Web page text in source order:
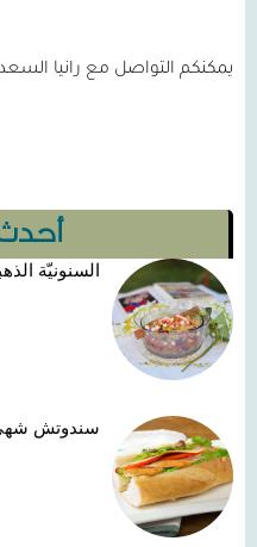
السنونيّة
سندوتش
يمكنكم التواصل مع رانيا